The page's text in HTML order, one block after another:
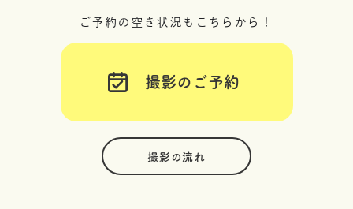
ご予約の空き状況もこちらから！
撮影のご予約
撮影の流れ